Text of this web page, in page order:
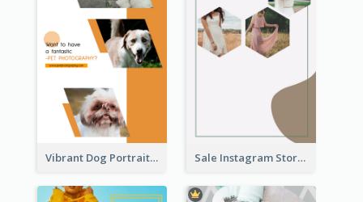
Vibrant Dog Portrait Instagram Story Design Template Sale Instagram Story